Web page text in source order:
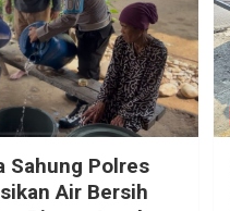
Sahung Polres
Air Bersih